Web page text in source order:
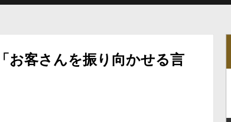
お客さんを振り向かせる言